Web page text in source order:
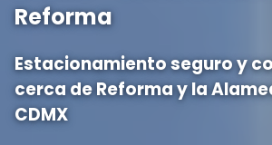
Reforma
Estacionamiento seguro y
cerca de Reforma y la
CDMX